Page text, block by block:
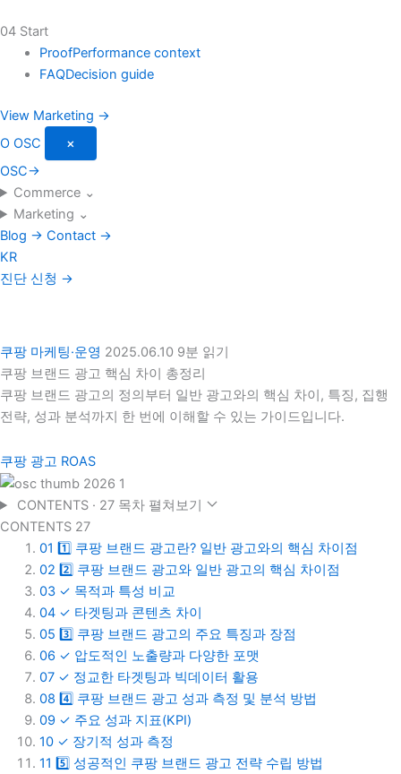
04 Start
ProofPerformance context
FAQDecision guide
View Marketing →
O OSC
×
OSC→
Commerce ⌄
Marketing ⌄
Blog → Contact →
KR
진단 신청 →
쿠팡 마케팅·운영 2025.06.10 9분 읽기
쿠팡 브랜드 광고 핵심 차이 총정리
쿠팡 브랜드 광고의 정의부터 일반 광고와의 핵심 차이, 특징, 집행
전략, 성과 분석까지 한 번에 이해할 수 있는 가이드입니다.
쿠팡 광고 ROAS
CONTENTS · 27 목차 펼쳐보기
CONTENTS 27
01 1️⃣ 쿠팡 브랜드 광고란? 일반 광고와의 핵심 차이점
02 2️⃣ 쿠팡 브랜드 광고와 일반 광고의 핵심 차이점
03 ✓ 목적과 특성 비교
04 ✓ 타겟팅과 콘텐츠 차이
05 3️⃣ 쿠팡 브랜드 광고의 주요 특징과 장점
06 ✓ 압도적인 노출량과 다양한 포맷
07 ✓ 정교한 타겟팅과 빅데이터 활용
08 4️⃣ 쿠팡 브랜드 광고 성과 측정 및 분석 방법
09 ✓ 주요 성과 지표(KPI)
10 ✓ 장기적 성과 측정
11 5️⃣ 성공적인 쿠팡 브랜드 광고 전략 수립 방법